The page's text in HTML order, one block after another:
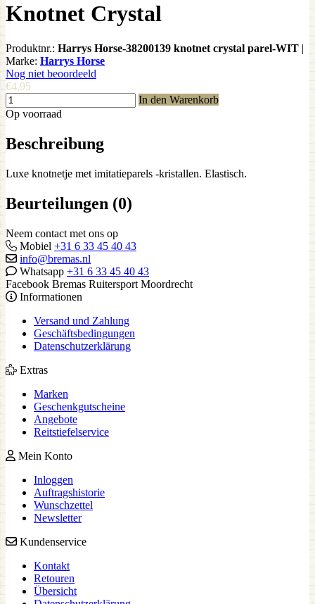
Knotnet Crystal
Produktnr.: Harrys Horse-38200139 knotnet crystal parel-WIT |
Marke: Harrys Horse
Nog niet beoordeeld
€4,95
In den Warenkorb
Op voorraad
Beschreibung
Luxe knotnetje met imitatieparels -kristallen. Elastisch.
Beurteilungen (0)
Neem contact met ons op
Mobiel +31 6 33 45 40 43
info@bremas.nl
Whatsapp +31 6 33 45 40 43
Facebook Bremas Ruitersport Moordrecht
Informationen
Versand und Zahlung
Geschäftsbedingungen
Datenschutzerklärung
Extras
Marken
Geschenkgutscheine
Angebote
Reitstiefelservice
Mein Konto
Inloggen
Auftragshistorie
Wunschzettel
Newsletter
Kundenservice
Kontakt
Retouren
Übersicht